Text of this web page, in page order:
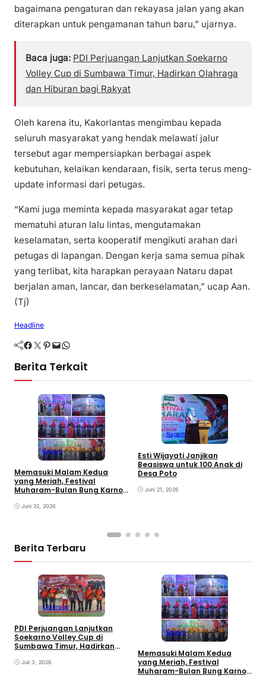
bagaimana pengaturan dan rekayasa jalan yang akan
diterapkan untuk pengamanan tahun baru,” ujarnya.
Baca juga: PDI Perjuangan Lanjutkan Soekarno
Volley Cup di Sumbawa Timur, Hadirkan Olahraga
dan Hiburan bagi Rakyat
Oleh karena itu, Kakorlantas mengimbau kepada
seluruh masyarakat yang hendak melawati jalur
tersebut agar mempersiapkan berbagai aspek
kebutuhan, kelaikan kendaraan, fisik, serta terus meng-
update informasi dari petugas.
“Kami juga meminta kepada masyarakat agar tetap
mematuhi aturan lalu lintas, mengutamakan
keselamatan, serta kooperatif mengikuti arahan dari
petugas di lapangan. Dengan kerja sama semua pihak
yang terlibat, kita harapkan perayaan Nataru dapat
berjalan aman, lancar, dan berkeselamatan,” ucap Aan.
(Tj)
Headline
Facebook Twitter Pinterest Mail WhatsApp
Berita Terkait
Ragam
Memasuki Malam Kedua
yang Meriah, Festival
Muharam-Bulan Bung Karno
Pemajuan Kebudayaan
Juni 22, 2026
Ragam
Esti Wijayati Janjikan
Beasiswa untuk 100 Anak di
Desa Poto
Juni 21, 2026
Berita Terbaru
Olahraga
PDI Perjuangan Lanjutkan
Soekarno Volley Cup di
Sumbawa Timur, Hadirkan
Rakyat
Juli 3, 2026
Ragam
Memasuki Malam Kedua
yang Meriah, Festival
Muharam-Bulan Bung Karno